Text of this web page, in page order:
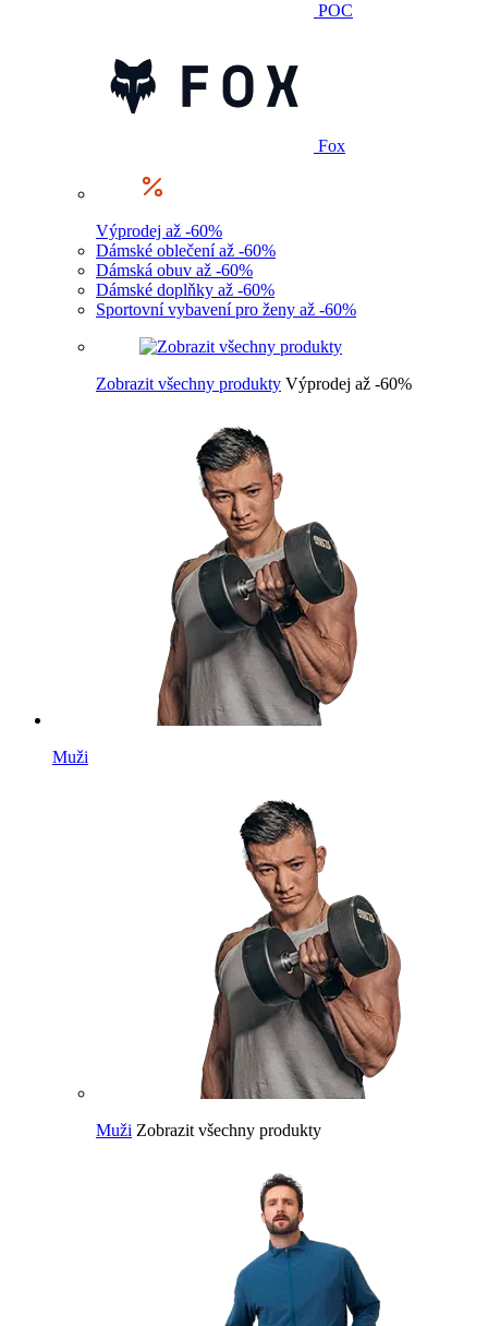
POC
Fox
Výprodej až -60%
Dámské oblečení až -60%
Dámská obuv až -60%
Dámské doplňky až -60%
Sportovní vybavení pro ženy až -60%
Zobrazit všechny produkty Výprodej až -60%
Muži
Muži Zobrazit všechny produkty